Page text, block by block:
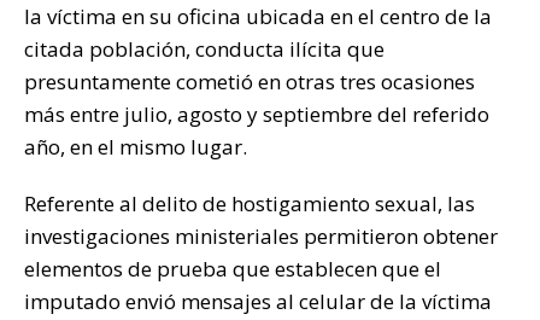
la víctima en su oficina ubicada en el centro de la
citada población, conducta ilícita que
presuntamente cometió en otras tres ocasiones
más entre julio, agosto y septiembre del referido
año, en el mismo lugar.
Referente al delito de hostigamiento sexual, las
investigaciones ministeriales permitieron obtener
elementos de prueba que establecen que el
imputado envió mensajes al celular de la víctima